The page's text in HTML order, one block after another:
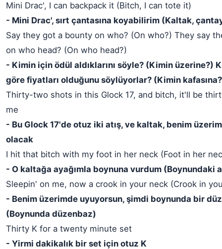
Mini Drac', I can backpack it (Bitch, I can tote it)
- Mini Drac', sırt çantasına koyabilirim (Kaltak,
Say they got a bounty on who? (On who?) They say
on who head? (On who head?)
- Kimin için ödül aldıklarını söyle? (Kimin üzerine?)
göre fiyatları olduğunu söylüyorlar? (Kimin
Thirty-two shots in this Glock 17, and bitch, it'll be
me
- Bu Glock 17'de otuz iki atış, ve kaltak, benim
olacak
I hit that bitch with my foot in her neck (Foot in her
- O kaltağa ayağımla boynuna vurdum (Boynundaki
Sleepin' on me, now a crook in your neck (Crook in
- Benim üzerimde uyuyorsun, şimdi boynunda bir
(Boynunda düzenbaz)
Thirty K for a twenty minute set
- Yirmi dakikalık bir set için otuz K